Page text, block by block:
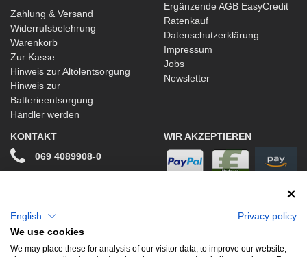
Zahlung & Versand
Widerrufsbelehrung
Warenkorb
Zur Kasse
Hinweis zur Altölentsorgung
Hinweis zur
Batterieentsorgung
Händler werden
Ergänzende AGB EasyCredit
Ratenkauf
Datenschutzerklärung
Impressum
Jobs
Newsletter
KONTAKT
069 4089908-0
Facebook
WIR AKZEPTIEREN
English
Privacy policy
We use cookies
We may place these for analysis of our visitor data, to improve our website,